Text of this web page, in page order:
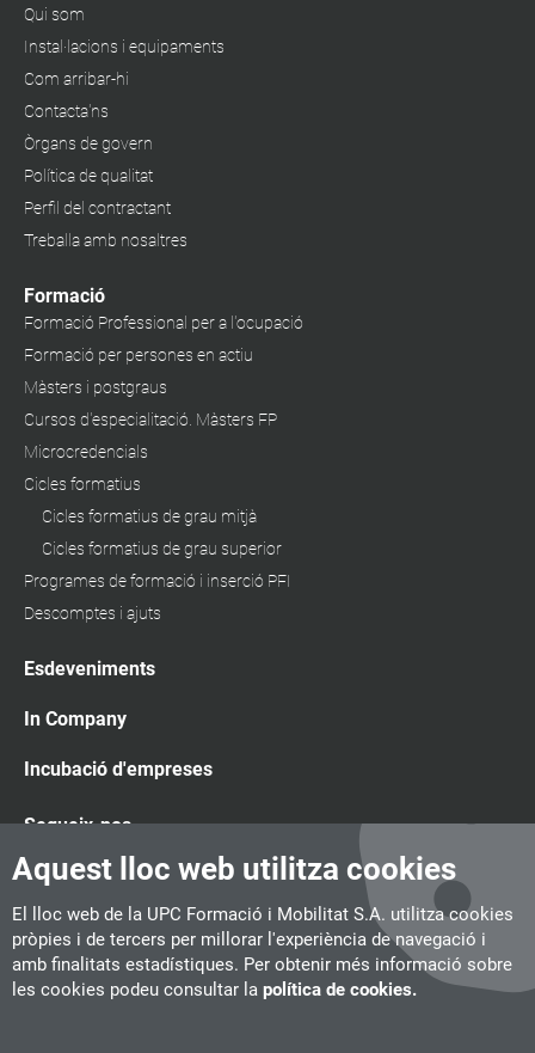
Aquest lloc web utilitza cookies
El lloc web de la UPC Formació i Mobilitat S.A. utilitza cookies
pròpies i de tercers per millorar l'experiència de navegació i
amb finalitats estadístiques. Per obtenir més informació sobre
les cookies podeu consultar la política de cookies.
Qui som
Instal·lacions i equipaments
Com arribar-hi
Contacta'ns
Òrgans de govern
Política de qualitat
Perfil del contractant
Treballa amb nosaltres
Formació
Formació Professional per a l'ocupació
Formació per persones en actiu
Màsters i postgraus
Cursos d'especialitació. Màsters FP
Microcredencials
Cicles formatius
Cicles formatius de grau mitjà
Cicles formatius de grau superior
Programes de formació i inserció PFI
Descomptes i ajuts
Esdeveniments
In Company
Incubació d'empreses
Segueix-nos